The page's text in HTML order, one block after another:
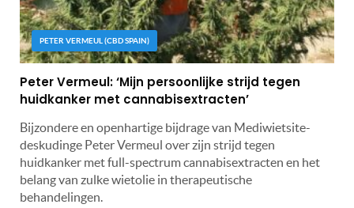
PETER VERMEUL (CBD SPAIN)
Peter Vermeul: ‘Mijn persoonlijke strijd tegen
huidkanker met cannabisextracten’
Bijzondere en openhartige bijdrage van Mediwietsite-
deskudinge Peter Vermeul over zijn strijd tegen
huidkanker met full-spectrum cannabisextracten en het
belang van zulke wietolie in therapeutische
behandelingen.